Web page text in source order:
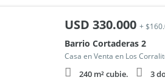
USD 330.000 +
Barrio Cortaderas 2
Casa en Venta en Los
240 m² cubie. 3